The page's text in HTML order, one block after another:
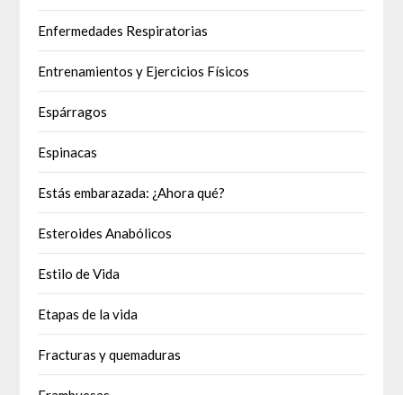
Enfermedades Respiratorias
Entrenamientos y Ejercicios Físicos
Espárragos
Espinacas
Estás embarazada: ¿Ahora qué?
Esteroides Anabólicos
Estilo de Vida
Etapas de la vida
Fracturas y quemaduras